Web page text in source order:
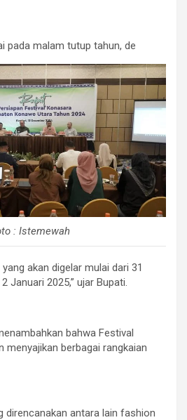
pada malam tutup tahun, de
: Istemewah
akan digelar mulai dari 31
Januari 2025,” ujar Bupati.
bahwa Festival
menyajikan berbagai rangkaian
direncanakan antara lain fashion